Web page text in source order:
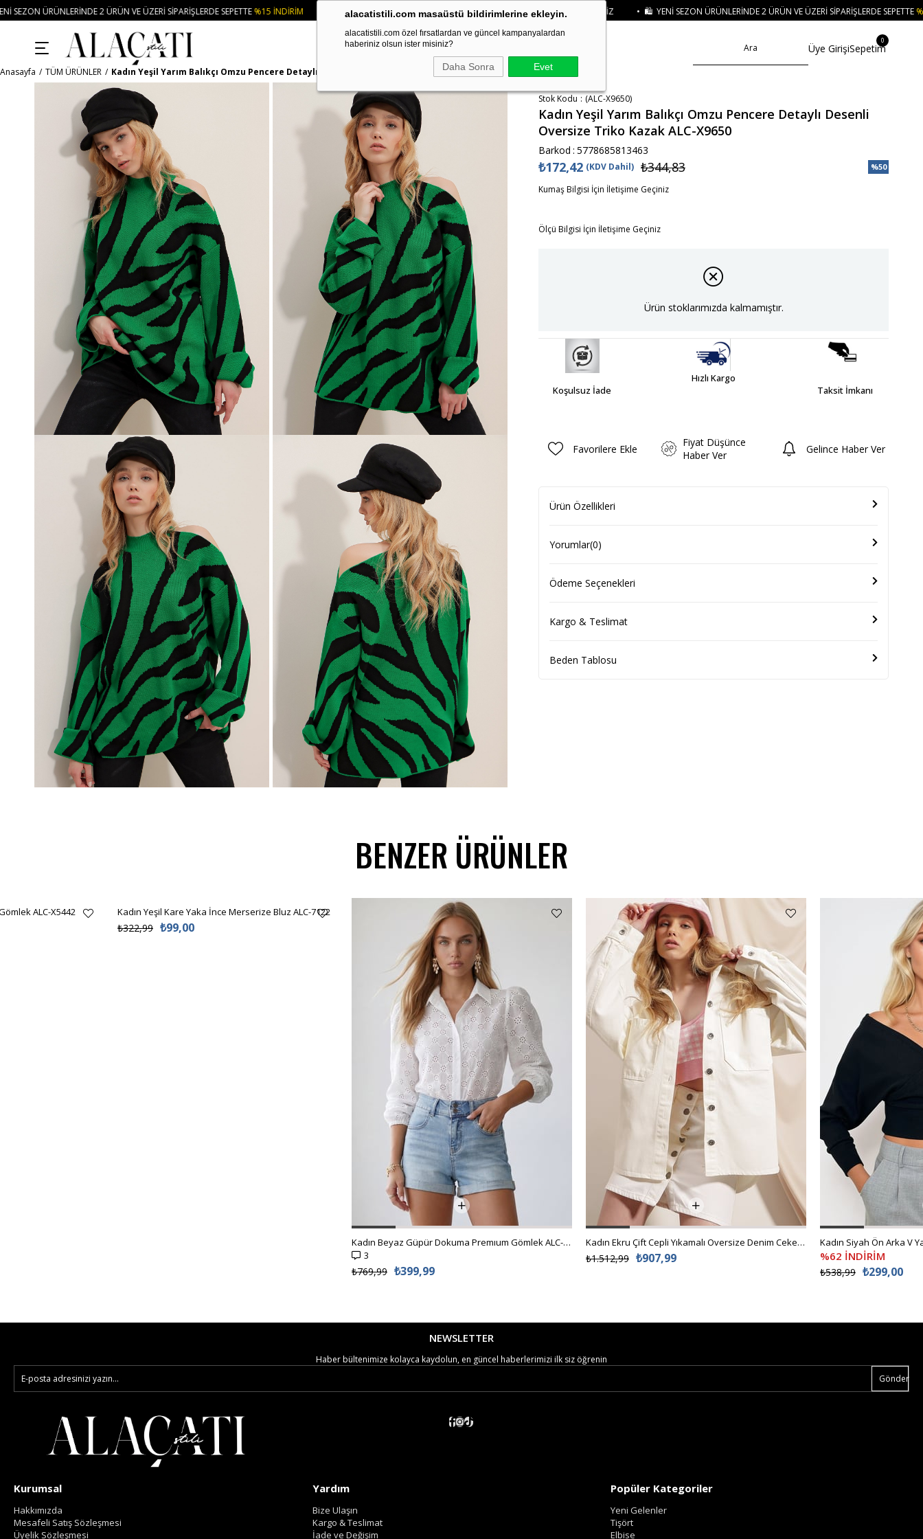
alacatistili.com masaüstü bildirimlerine ekleyin.
alacatistili.com özel fırsatlardan ve güncel kampanyalardan
haberiniz olsun ister misiniz?
Daha Sonra Evet
VE ÜZERI SIPARIŞLERDE SEPETTE%15 İNDIRIM • 🚚KREDI KARTI VE HAVALE ÖDEMELERINIZDE 750₺ ÜZERI KARGO ÜCRETSIZ • 🛍️ YENI SEZON ÜRÜNLERINDE 2 ÜRÜN VE ÜZERI SIPARIŞLERDE SEPETTE%15 İNDIRIM • 🚚
Üye GirişiSepetim
0
Anasayfa TÜM ÜRÜNLER Kadın Yeşil Yarım Balıkçı Omzu Pencere Detaylı Desenli Oversize Triko Kazak ALC-X9650
Stok Kodu (ALC-X9650)
Kadın Yeşil Yarım Balıkçı Omzu Pencere Detaylı Desenli
Oversize Triko Kazak ALC-X9650
Barkod : 5778685813463
%50
₺344,83
₺172,42 (KDV Dahil)
Kumaş Bilgisi İçin İletişime Geçiniz
Ölçü Bilgisi İçin İletişime Geçiniz
Ürün stoklarımızda kalmamıştır.
Koşulsuz İade
Hızlı Kargo
Taksit İmkanı
Favorilere Ekle
Fiyat Düşünce
Haber Ver
Gelince Haber Ver
Ürün Özellikleri
Yorumlar(0)
Ödeme Seçenekleri
Kargo & Teslimat
Beden Tablosu
BENZER ÜRÜNLER
ALC-X5442 Kadın Yeşil Kare Yaka İnce Merserize Bluz ALC-7122
₺99,00
₺322,99
Kadın Beyaz Güpür Dokuma Premıum Gömlek ALC-X4366
3
₺399,99
₺769,99
Kadın Ekru Çift Cepli Yıkamalı Oversize Denim Ceket ALC-X8152
₺907,99
₺1.512,99 %62 İNDİRİM
₺299,00
₺538,99
NEWSLETTER
Haber bültenimize kolayca kaydolun, en güncel haberlerimizi ilk siz öğrenin
Gönder
Kurumsal
Hakkımızda
Mesafeli Satış Sözleşmesi
Üyelik Sözleşmesi
Yardım
Bize Ulaşın
Kargo & Teslimat
İade ve Değişim
Popüler Kategoriler
Yeni Gelenler
Tişört
Elbise